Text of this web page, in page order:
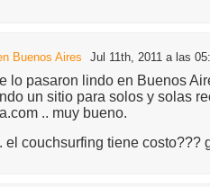
Buenos Aires Jul 11th, 2011 a las
lo pasaron lindo en Buenos
un sitio para solos y solas
.. muy bueno.
el couchsurfing tiene costo???